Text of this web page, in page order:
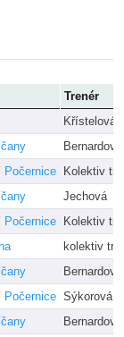
Trenér
Křístelová
Počernice
Kolektiv
Jechová
Počernice
Kolektiv
kolektiv
Počernice Sýkorová